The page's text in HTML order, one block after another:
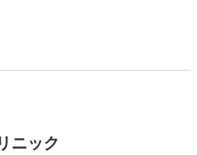
ニック